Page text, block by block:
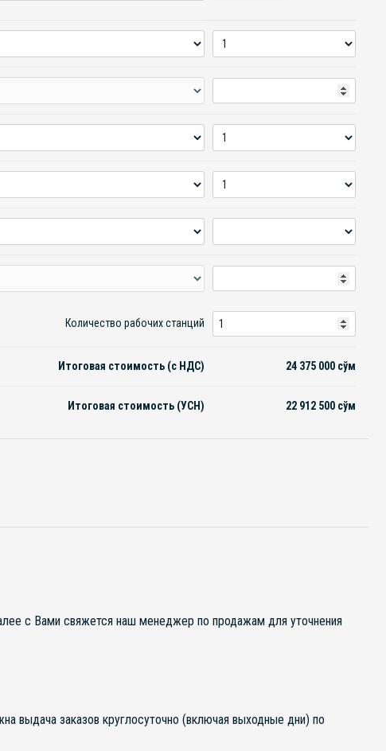
Количество рабочих станций
Итоговая стоимость (с НДС) 24 375 000 сўм
Итоговая стоимость (УСН) 22 912 500 сўм
с Вами свяжется наш менеджер по продажам для уточнения
выдача заказов круглосуточно (включая выходные дни) по